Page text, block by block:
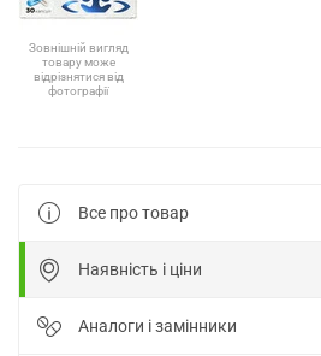
Зовнішній вигляд
товару може
відрізнятися від
фотографії
Все про товар
Наявність і ціни
Аналоги і замінники